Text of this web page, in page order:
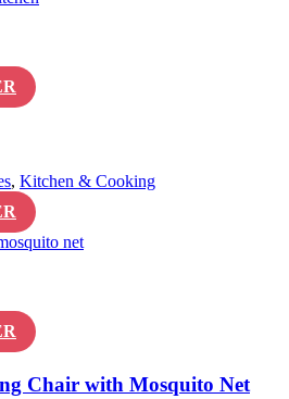
, Kitchen & Cooking
Chair with Mosquito Net